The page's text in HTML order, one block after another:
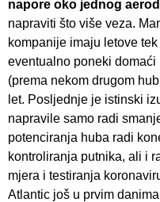
napore oko jednog
napraviti što više veza.
kompanije imaju letove
eventualno poneki
(prema nekom drugom
let. Posljednje je istinski
napravile samo radi
potenciranja huba radi
kontroliranja putnika, ali i
mjera i testiranja
Atlantic još u prvim